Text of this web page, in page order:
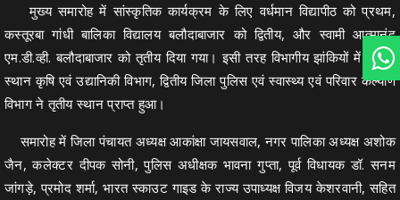
मुख्य समारोह में सांस्कृतिक कार्यक्रम के लिए वर्धमान विद्यापीठ को प्रथम,
कस्तूरबा गांधी बालिका विद्यालय बलौदाबाजार को द्वितीय, और स्वामी आत्मानंद
एम.डी.व्ही. बलौदाबाजार को तृतीय दिया गया। इसी तरह विभागीय झांकियों में प्रथम
स्थान कृषि एवं उद्यानिकी विभाग, द्वितीय जिला पुलिस एवं स्वास्थ्य एवं परिवार कल्याण
विभाग ने तृतीय स्थान प्राप्त हुआ।
समारोह में जिला पंचायत अध्यक्ष आकांक्षा जायसवाल, नगर पालिका अध्यक्ष अशोक
जैन, कलेक्टर दीपक सोनी, पुलिस अधीक्षक भावना गुप्ता, पूर्व विधायक डॉ. सनम
जांगड़े, प्रमोद शर्मा, भारत स्काउट गाइड के राज्य उपाध्यक्ष विजय केशरवानी, सहित